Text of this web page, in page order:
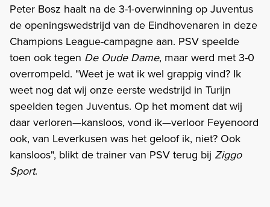
Peter Bosz haalt na de 3-1-overwinning op Juventus
de openingswedstrijd van de Eindhovenaren in deze
Champions League-campagne aan. PSV speelde
toen ook tegen De Oude Dame, maar werd met 3-0
overrompeld. "Weet je wat ik wel grappig vind? Ik
weet nog dat wij onze eerste wedstrijd in Turijn
speelden tegen Juventus. Op het moment dat wij
daar verloren—kansloos, vond ik—verloor Feyenoord
ook, van Leverkusen was het geloof ik, niet? Ook
kansloos", blikt de trainer van PSV terug bij Ziggo
Sport.